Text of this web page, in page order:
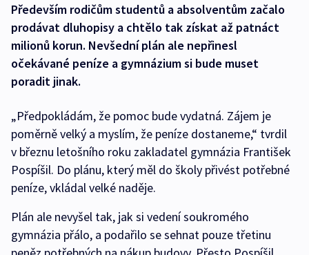
Především rodičům studentů a absolventům začalo
prodávat dluhopisy a chtělo tak získat až patnáct
milionů korun. Nevšední plán ale nepřinesl
očekávané peníze a gymnázium si bude muset
poradit jinak.
„Předpokládám, že pomoc bude vydatná. Zájem je
poměrně velký a myslím, že peníze dostaneme,“ tvrdil
v březnu letošního roku zakladatel gymnázia František
Pospíšil. Do plánu, který měl do školy přivést potřebné
peníze, vkládal velké naděje.
Plán ale nevyšel tak, jak si vedení soukromého
gymnázia přálo, a podařilo se sehnat pouze třetinu